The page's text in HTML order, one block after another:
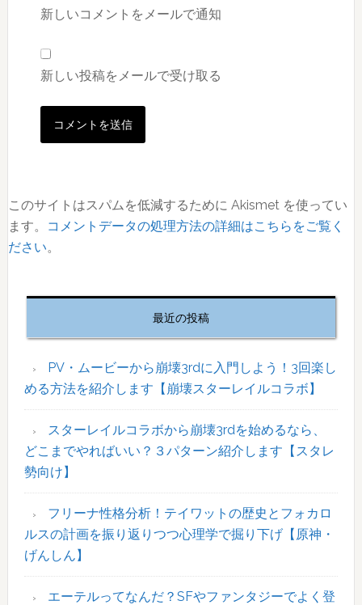
新しいコメントをメールで通知
新しい投稿をメールで受け取る
このサイトはスパムを低減するために Akismet を使ってい
ます。
コメントデータの処理方法の詳細はこちらをご覧く
ださい。
ド
バ
最近の投稿
PV・ムービーから崩壊3rdに入門しよう！3回楽し
める方法を紹介します【崩壊スターレイルコラボ】
スターレイルコラボから崩壊3rdを始めるなら、
どこまでやればいい？３パターン紹介します【スタレ
勢向け】
フリーナ性格分析！テイワットの歴史とフォカロ
ルスの計画を振り返りつつ心理学で掘り下げ【原神・
げんしん】
エーテルってなんだ？SFやファンタジーでよく登